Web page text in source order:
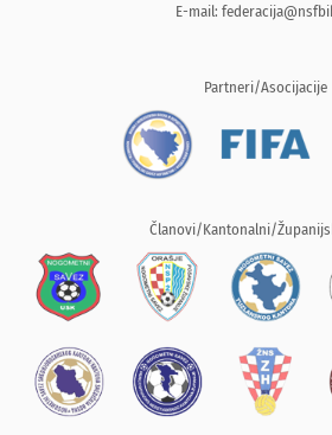
E-mail:
Partneri/Asocijacije
Članovi/Kantonalni/